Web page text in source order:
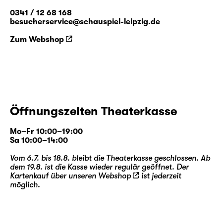
0341 / 12 68 168
besucherservice@schauspiel-leipzig.de
Zum Webshop
Öffnungszeiten Theaterkasse
Mo–Fr 10:00–19:00
Sa 10:00–14:00
Vom 6.7. bis 18.8. bleibt die Theaterkasse geschlossen. Ab
dem 19.8. ist die Kasse wieder regulär geöffnet. Der
Kartenkauf über unseren Webshop
ist jederzeit
möglich.